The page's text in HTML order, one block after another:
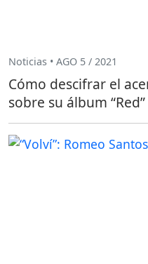
Noticias • AGO 5 / 2021
Cómo descifrar el
sobre su álbum “Red”